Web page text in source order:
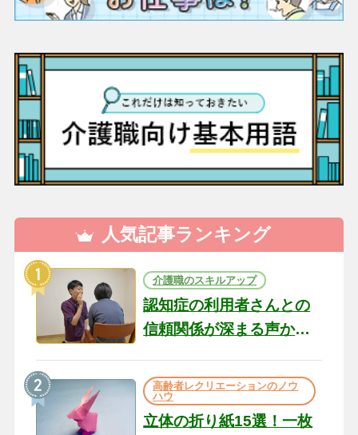
人気記事ランキング
介護職のスキルアップ
認知症の利用者さんとの
信頼関係が深まる声かけ
の現場から（22）
高齢者レクリエーションのノウ
ハウ
立体の折り紙15選！一枚